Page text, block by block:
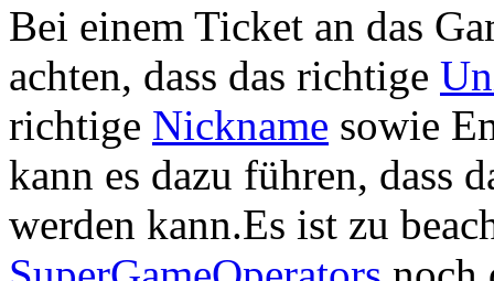
Bei einem Ticket an das
achten, dass das richtige
richtige Nickname sowie
kann es dazu führen, dass
werden kann.Es ist zu